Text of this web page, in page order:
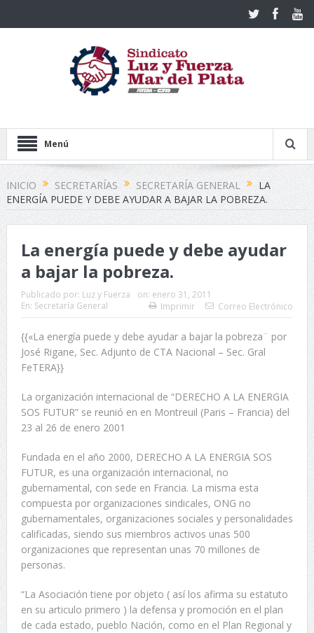
Menú
INICIO SECRETARÍAS SECRETARÍA GENERAL
LA
ENERGÍA PUEDE Y DEBE AYUDAR A BAJAR LA POBREZA.
La energía puede y debe ayudar
a bajar la pobreza.
Publicado por: Luz y Fuerza on: enero 31, 2011
En: Secretaría General Imprimir Correo Electrónico
{{«La energía puede y debe ayudar a bajar la pobreza¨ por
José Rigane, Sec. Adjunto de CTA Nacional – Sec. Gral
FeTERA}}
La organización internacional de “DERECHO A LA ENERGIA
SOS FUTUR” se reunió en en Montreuil (Paris – Francia) del
23 al 26 de enero 2001
Fundada en el año 2000, DERECHO A LA ENERGIA SOS
FUTUR, es una organización internacional, no
gubernamental, con sede en Francia. La misma esta
compuesta por organizaciones sindicales, ONG no
gubernamentales, organizaciones sociales y personalidades
calificadas, siendo sus miembros activos unas 500
organizaciones que representan unas 70 millones de
personas.
“La Asociación tiene por objeto ( así los afirma su estatuto
en su articulo primero ) la defensa y promoción en el plan
de cada estado, pueblo Nación, como en el Plan Regional y